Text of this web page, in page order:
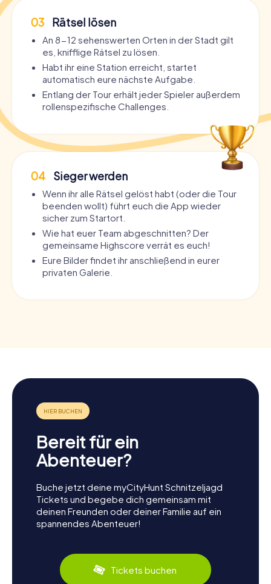
03 Rätsel lösen
An 8-12 sehenswerten Orten in der Stadt gilt
es, knifflige Rätsel zu lösen.
Habt ihr eine Station erreicht, startet
automatisch eure nächste Aufgabe.
Entlang der Tour erhält jeder Spieler außerdem
rollenspezifische Challenges.
04 Sieger werden
Wenn ihr alle Rätsel gelöst habt (oder die Tour
beenden wollt) führt euch die App wieder
sicher zum Startort.
Wie hat euer Team abgeschnitten? Der
gemeinsame Highscore verrät es euch!
Eure Bilder findet ihr anschließend in eurer
privaten Galerie.
Bereit für ein
Abenteuer?
Buche jetzt deine myCityHunt Schnitzeljagd
Tickets und begebe dich gemeinsam mit
deinen Freunden oder deiner Familie auf ein
spannendes Abenteuer!
Tickets buchen